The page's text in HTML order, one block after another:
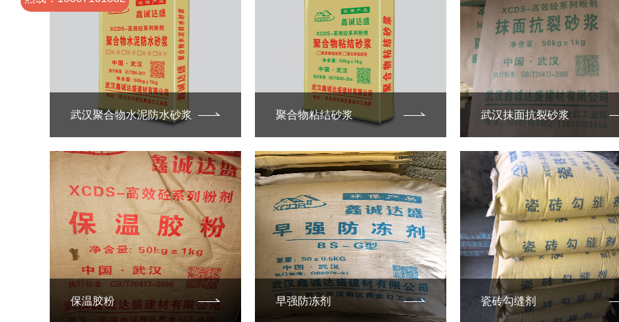
武汉聚合物水泥防水砂浆 聚合物粘结砂浆 武汉抹面抗裂砂浆
保温胶粉 早强防冻剂 瓷砖勾缝剂